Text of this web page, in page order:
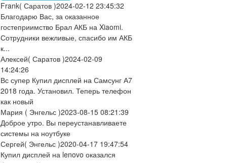
Frank( Саратов )2024-02-12 23:45:32
Благодарю Вас, за оказанное
гостеприимство Брал АКБ на Xiaomi.
Сотрудники вежливые, спасибо им АКБ
к...
Алексей( Саратов )2024-02-09
14:24:26
Вс супер Купил дисплей на Самсунг А7
2018 года. Установил. Теперь телефон
как новый
Мария ( Энгельс )2023-08-15 08:21:39
Доброе утро. Вы переустанавливаете
системы на ноутбуке
Сергей( Энгельс )2020-04-17 19:47:54
Купил дисплей на lenovo оказался